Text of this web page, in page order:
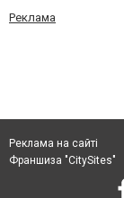
Реклама
Реклама на сайті
Франшиза "CitySites"